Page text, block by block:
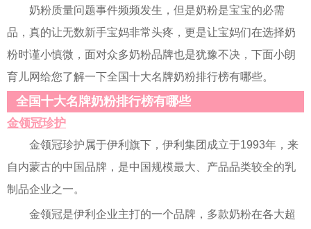
奶粉质量问题事件频频发生，但是奶粉是宝宝的必需
品，真的让无数新手宝妈非常头疼，更是让宝妈们在选择奶
粉时谨小慎微，面对众多奶粉品牌也是犹豫不决，下面小朗
育儿网给您了解一下全国十大名牌奶粉排行榜有哪些。
全国十大名牌奶粉排行榜有哪些
金领冠珍护
金领冠珍护属于伊利旗下，伊利集团成立于1993年，来
自内蒙古的中国品牌，是中国规模最大、产品品类较全的乳
制品企业之一。
金领冠是伊利企业主打的一个品牌，多款奶粉在各大超